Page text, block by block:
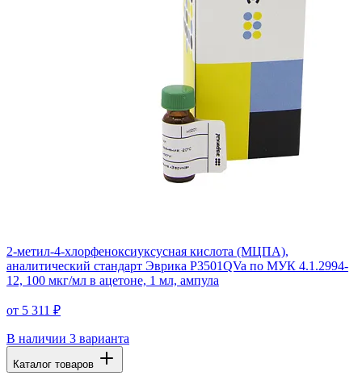
2-метил-4-хлорфеноксиуксусная кислота (МЦПА),
аналитический стандарт Эврика P3501QVa по МУК 4.1.2994-
12, 100 мкг/мл в ацетоне, 1 мл, ампула
от 5 311 ₽
В наличии 3 варианта
Каталог товаров